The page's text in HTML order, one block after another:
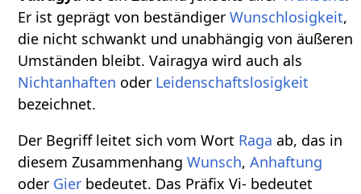
Er ist geprägt von beständigerWunschlosigkeit,
die nicht schwankt und unabhängig von äußeren
Umständen bleibt. Vairagya wird auch als
Nichtanhaften oder Leidenschaftslosigkeit
bezeichnet.
Der Begriff leitet sich vom Wort Raga ab, das in
diesem ZusammenhangWunsch,Anhaftung
oder Gier bedeutet. Das Präfix Vi- bedeutet